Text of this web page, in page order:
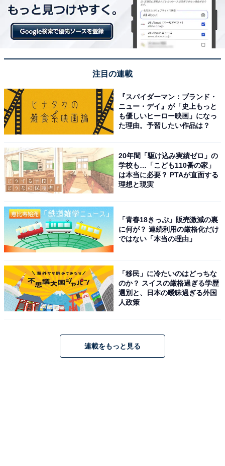
注目の連載
『スパイダーマン：ブランド・
ニュー・デイ』が「史上もっと
も優しいヒーロー映画」になっ
た理由。予習したい作品は？
20年間「駆け込み実績ゼロ」の
学校も…「こども110番の家」
は本当に必要？ PTAが直面する
理想と現実
「青春18きっぷ」販売激減の裏
に何が？ 連続利用の厳格化だけ
ではない「本当の理由」
「移民」に冷たいのはどっちな
のか？ スイスの厳格過ぎる学歴
選別と、日本の曖昧過ぎる外国
人政策
連載をもっと見る